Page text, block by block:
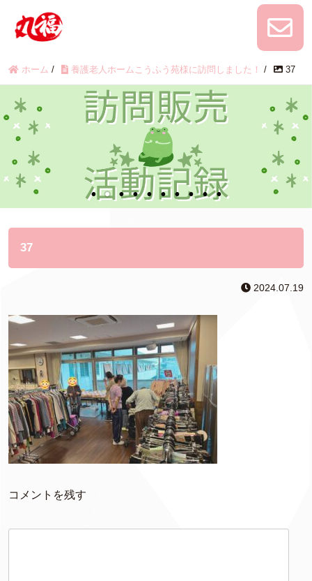
ホーム / 養護老人ホームこうふう苑様に訪問しました！ / 37
37
2024.07.19
コメントを残す